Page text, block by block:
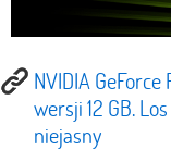
NVIDIA
wersji 12 GB.
niejasny